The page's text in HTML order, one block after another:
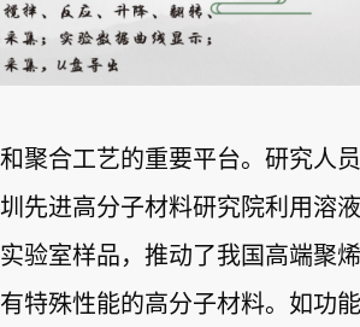
聚合工艺的重要平台。研究人
先进高分子材料研究院利用溶
验室样品，推动了我国高端聚
特殊性能的高分子材料。如功